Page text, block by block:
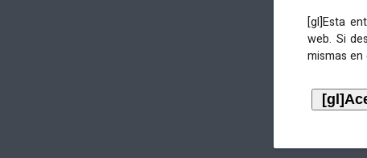
[gl]Esta
web. Si
mismas